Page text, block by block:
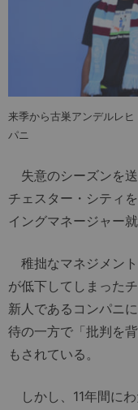
来季から古巣アンデルレ
パニ
失意のシーズンを
チェスター・シティ
イングマネージャー
稚拙なマネジメン
が低下してしまった
新人であるコンパニ
待の一方で「批判を
もされている。
しかし、11年間に